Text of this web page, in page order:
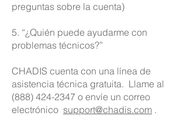
preguntas sobre la cuenta)
5. “¿Quién puede ayudarme con
problemas técnicos?”
CHADIS cuenta con una línea de
asistencia técnica gratuita. Llame al
(888) 424-2347 o envíe un correo
electrónico support@chadis.com .